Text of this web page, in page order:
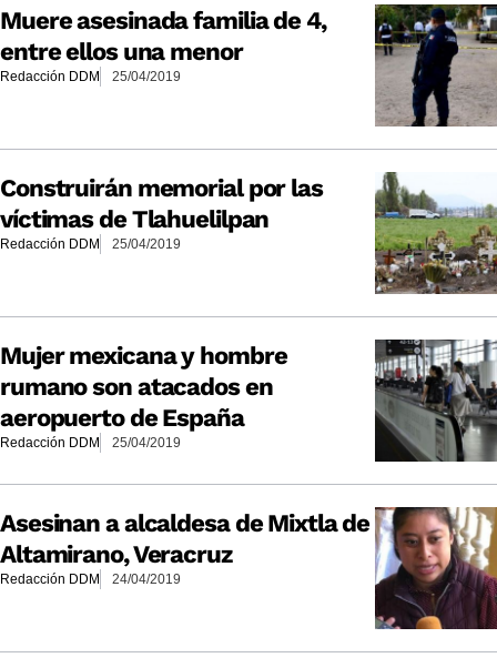
Muere asesinada familia de 4,
entre ellos una menor
Redacción DDM 25/04/2019
Construirán memorial por las
víctimas de Tlahuelilpan
Redacción DDM 25/04/2019
Mujer mexicana y hombre
rumano son atacados en
aeropuerto de España
Redacción DDM 25/04/2019
Asesinan a alcaldesa de Mixtla de
Altamirano, Veracruz
Redacción DDM 24/04/2019